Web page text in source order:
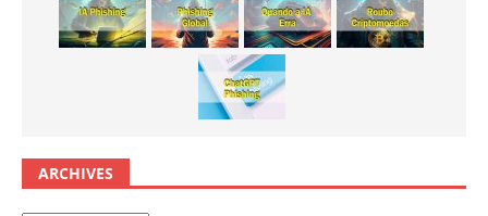
ARCHIVES